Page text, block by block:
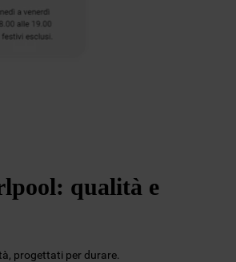
qualità e
progettati per durare.